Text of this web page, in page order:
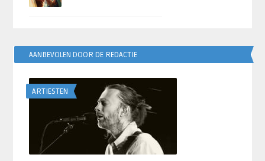
AANBEVOLEN DOOR DE REDACTIE
ARTIESTEN